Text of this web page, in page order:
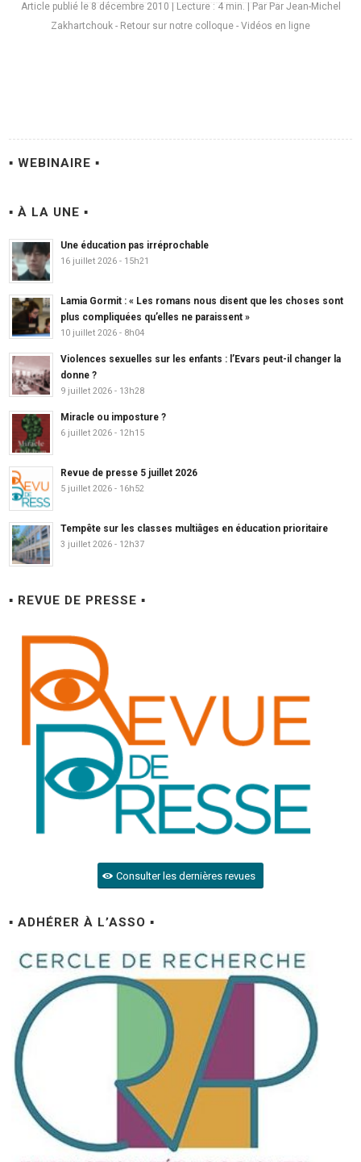
Article publié le 8 décembre 2010|Lecture : 4 min. | Par Par Jean-Michel
Zakhartchouk - Retour sur notre colloque - Vidéos en ligne
▪ WEBINAIRE ▪
▪ À LA UNE ▪
Une éducation pas irréprochable
16 juillet 2026 - 15h21
Lamia Gormit : « Les romans nous disent que les choses sont
plus compliquées qu’elles ne paraissent »
10 juillet 2026 - 8h04
Violences sexuelles sur les enfants : l’Evars peut-il changer la
donne ?
9 juillet 2026 - 13h28
Miracle ou imposture ?
6 juillet 2026 - 12h15
Revue de presse 5 juillet 2026
5 juillet 2026 - 16h52
Tempête sur les classes multiâges en éducation prioritaire
3 juillet 2026 - 12h37
▪ REVUE DE PRESSE ▪
Consulter les dernières revues
▪ ADHÉRER À L’ASSO ▪